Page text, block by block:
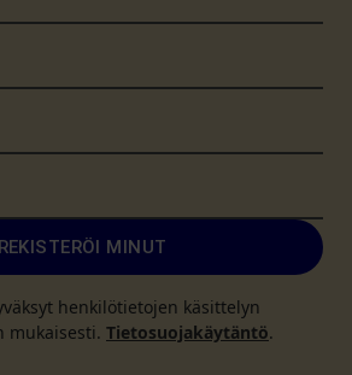
REKISTERÖI MINUT
henkilötietojen käsittelyn
mukaisesti. Tietosuojakäytäntö.